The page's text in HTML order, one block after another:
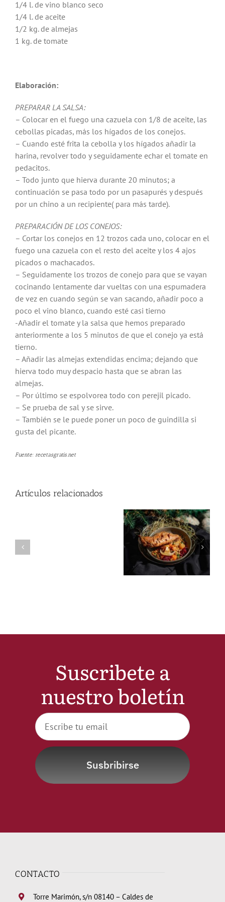
1/4 l. de vino blanco seco
1/4 l. de aceite
1/2 kg. de almejas
1 kg. de tomate
Elaboración:
PREPARAR LA SALSA:
– Colocar en el fuego una cazuela con 1/8 de aceite, las
cebollas picadas, más los hígados de los conejos.
– Cuando esté frita la cebolla y los hígados añadir la
harina, revolver todo y seguidamente echar el tomate en
pedacitos.
– Todo junto que hierva durante 20 minutos; a
continuación se pasa todo por un pasapurés y después
por un chino a un recipiente( para más tarde).
PREPARACIÓN DE LOS CONEJOS:
– Cortar los conejos en 12 trozos cada uno, colocar en el
fuego una cazuela con el resto del aceite y los 4 ajos
picados o machacados.
– Seguidamente los trozos de conejo para que se vayan
cocinando lentamente dar vueltas con una espumadera
de vez en cuando según se van sacando, añadir poco a
poco el vino blanco, cuando esté casi tierno
-Añadir el tomate y la salsa que hemos preparado
anteriormente a los 5 minutos de que el conejo ya está
tierno.
– Añadir las almejas extendidas encima; dejando que
hierva todo muy despacio hasta que se abran las
almejas.
– Por último se espolvorea todo con perejil picado.
– Se prueba de sal y se sirve.
– También se le puede poner un poco de guindilla si
gusta del picante.
Fuente: recetasgratis.net
Artículos relacionados
Suscribete a
nuestro boletín
Susbribirse
CONTACTO
Torre Marimón, s/n 08140 – Caldes de